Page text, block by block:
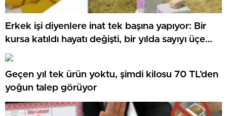
Erkek işi diyenlere inat tek başına yapıyor: Bir
kursa katıldı hayatı değişti, bir yılda sayıyı üçe
katladı
Geçen yıl tek ürün yoktu, şimdi kilosu 70 TL’den
yoğun talep görüyor